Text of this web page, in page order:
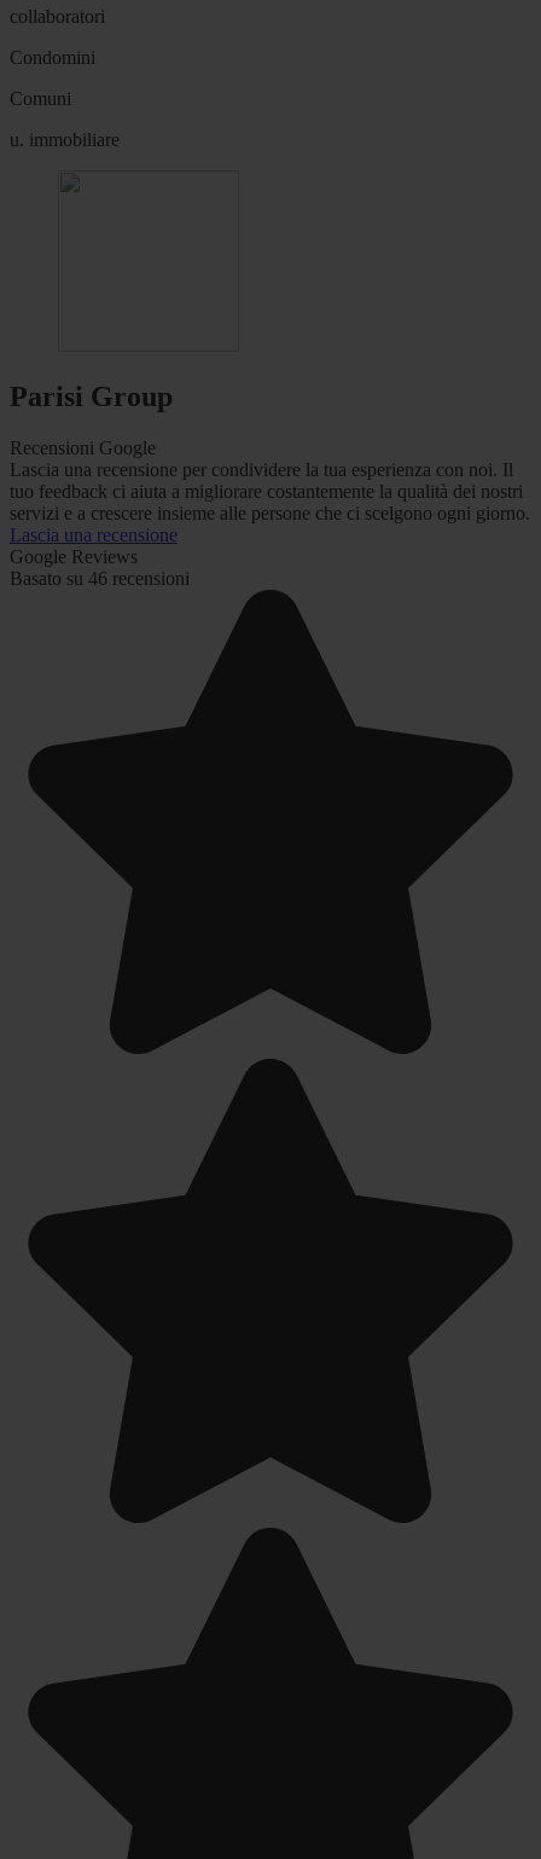
collaboratori
Condomini
Comuni
u. immobiliare
Parisi Group
Recensioni Google
Lascia una recensione per condividere la tua esperienza con noi. Il
tuo feedback ci aiuta a migliorare costantemente la qualità dei nostri
servizi e a crescere insieme alle persone che ci scelgono ogni giorno.
Lascia una recensione
Google Reviews
Basato su 46 recensioni